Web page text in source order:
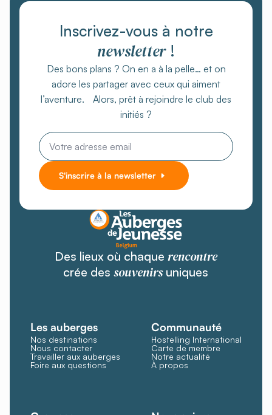
Inscrivez-vous à notre
newsletter!
Des bons plans ? On en a à la pelle… et on
adore les partager avec ceux qui aiment
l’aventure. Alors, prêt à rejoindre le club des
initiés ?
Email
S'inscrire à la newsletter
Des lieux où chaque rencontre
crée dessouvenirsuniques
Les auberges
Nos destinations
Nous contacter
Travailler aux auberges
Foire aux questions
Communauté
Hostelling International
Carte de membre
Notre actualité
À propos